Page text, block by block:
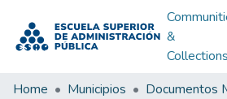
&
Collections
Home Municipios
Documentos